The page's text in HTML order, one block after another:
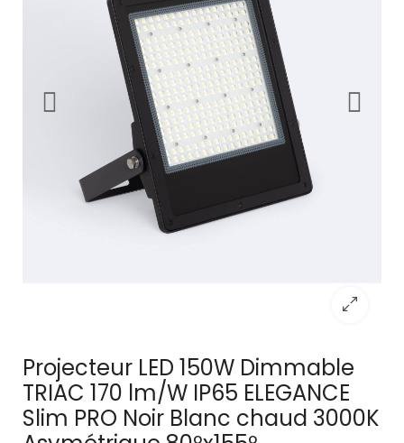
Projecteur LED 150W Dimmable
TRIAC 170 lm/W IP65 ELEGANCE
Slim PRO Noir Blanc chaud 3000K